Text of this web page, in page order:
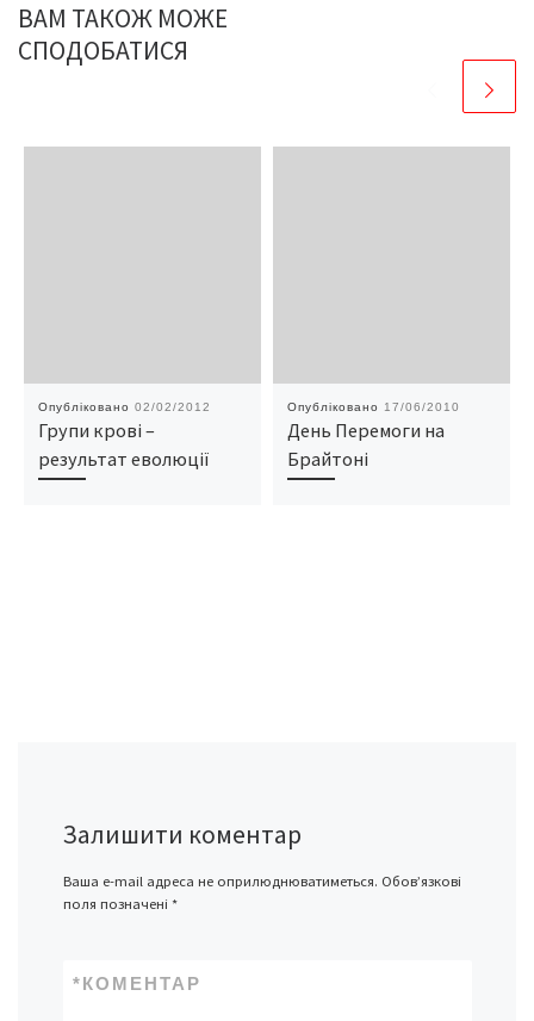
ВАМ ТАКОЖ МОЖЕ
СПОДОБАТИСЯ
Опубліковано 02/02/2012
Групи крові –
результат еволюції
Опубліковано 17/06/2010
День Перемоги на
Брайтоні
Залишити коментар
Ваша e-mail адреса не оприлюднюватиметься. Обов’язкові
поля позначені *
КОМЕНТАР
*